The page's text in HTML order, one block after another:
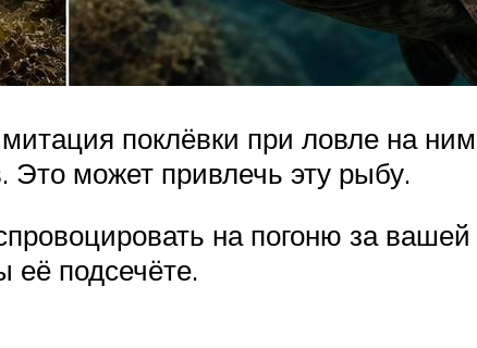
поклёвки при ловле на
Это может привлечь эту рыбу.
на погоню за
её подсечёте.